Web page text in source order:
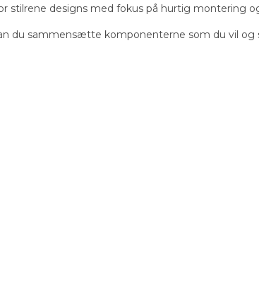
stilrene designs med fokus på hurtig montering
du sammensætte komponenterne som du vil og